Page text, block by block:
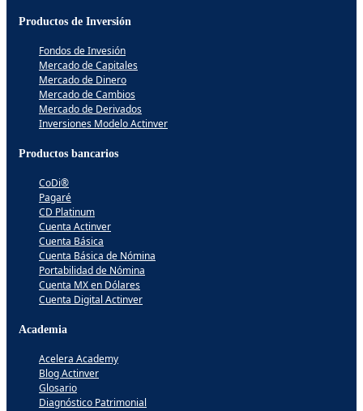
Productos de Inversión
Fondos de Invesión
Mercado de Capitales
Mercado de Dinero
Mercado de Cambios
Mercado de Derivados
Inversiones Modelo Actinver
Productos bancarios
CoDi®
Pagaré
CD Platinum
Cuenta Actinver
Cuenta Básica
Cuenta Básica de Nómina
Portabilidad de Nómina
Cuenta MX en Dólares
Cuenta Digital Actinver
Academia
Acelera Academy
Blog Actinver
Glosario
Diagnóstico Patrimonial